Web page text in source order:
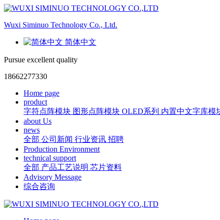
Wuxi Siminuo Technology Co., Ltd.
简体中文
Pursue excellent quality
18662277330
Home page
product
字符点阵模块 图形点阵模块 OLED系列 内置中文字库模
about Us
news
全部 公司新闻 行业资讯 招聘
Production Environment
technical support
全部 产品工艺说明 芯片资料
Advisory Message
综合咨询